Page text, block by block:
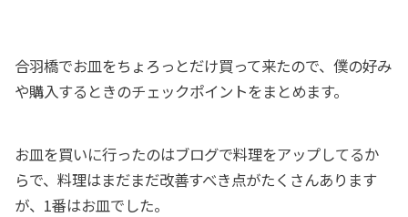
合羽橋でお皿をちょろっとだけ買って来たので、僕の好み
や購入するときのチェックポイントをまとめます。
お皿を買いに行ったのはブログで料理をアップしてるか
らで、料理はまだまだ改善すべき点がたくさんあります
が、1番はお皿でした。